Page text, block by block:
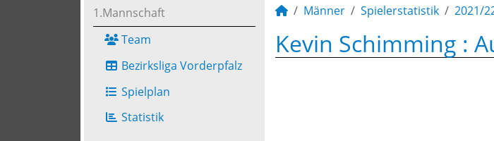
1.Mannschaft
Team
Bezirksliga Vorderpfalz
Spielplan
Statistik
Männer Spielerstatistik 2021/
Kevin Schimming :